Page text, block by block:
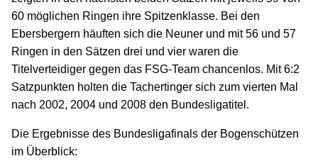
60 möglichen Ringen ihre Spitzenklasse. Bei den
Ebersbergern häuften sich die Neuner und mit 56 und 57
Ringen in den Sätzen drei und vier waren die
Titelverteidiger gegen das FSG-Team chancenlos. Mit 6:2
Satzpunkten holten die Tachertinger sich zum vierten Mal
nach 2002, 2004 und 2008 den Bundesligatitel.
Die Ergebnisse des Bundesligafinals der Bogenschützen
im Überblick: